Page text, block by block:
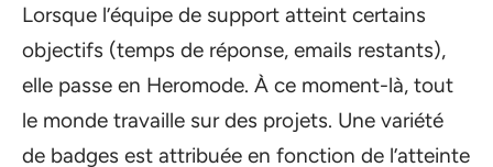
Lorsque l’équipe de support atteint certains
objectifs (temps de réponse, emails restants),
elle passe en Heromode. À ce moment-là, tout
le monde travaille sur des projets. Une variété
de badges est attribuée en fonction de l’atteinte